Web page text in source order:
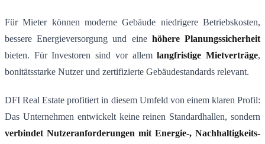
Für Mieter können moderne Gebäude niedrigere Betriebskosten,
bessere Energieversorgung und eine höhere Planungssicherheit
bieten. Für Investoren sind vor allemlangfristige Mietverträge,
bonitätsstarke Nutzer und zertifizierte Gebäudestandards relevant.
DFI Real Estate profitiert in diesem Umfeld von einem klaren Profil:
Das Unternehmen entwickelt keine reinen Standardhallen, sondern
verbindet Nutzeranforderungen mit Energie-, Nachhaltigkeits-